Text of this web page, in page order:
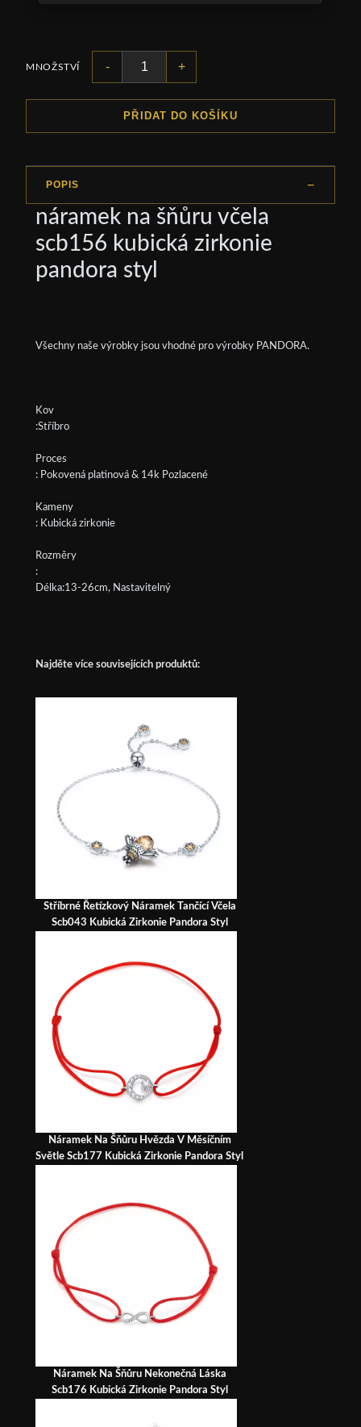
MNOŽSTVÍ - +
PŘIDAT DO KOŠÍKU
POPIS
náramek na šňůru včela
scb156 kubická zirkonie
pandora styl
Všechny naše výrobky jsou vhodné pro výrobky PANDORA.
Kov
:Stříbro
Proces
: Pokovená platinová & 14k Pozlacené
Kameny
: Kubická zirkonie
Rozměry
:
Délka:13-26cm, Nastavitelný
Najděte více souvisejících produktů:
Stříbrné Řetízkový Náramek Tančící Včela
Scb043 Kubická Zirkonie Pandora Styl
Náramek Na Šňůru Hvězda V Měsíčním
Světle Scb177 Kubická Zirkonie Pandora Styl
Náramek Na Šňůru Nekonečná Láska
Scb176 Kubická Zirkonie Pandora Styl